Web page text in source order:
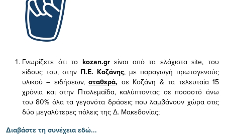
Γνωρίζετε ότι το kozan.gr είναι από τα ελάχισταsite, του
είδους του, στην Π.Ε. Κοζάνης, με παραγωγή πρωτογενούς
υλικού – ειδήσεων,σταθερά, σε Κοζάνη & τα τελευταία 15
χρόνια και στην Πτολεμαΐδα, καλύπτοντας σε ποσοστό άνω
του 80% όλα τα γεγονότα δράσεις που λαμβάνουν χώρα στις
δύο μεγαλύτερες πόλεις της Δ. Μακεδονίας;
Διαβάστε τη συνέχεια εδώ...